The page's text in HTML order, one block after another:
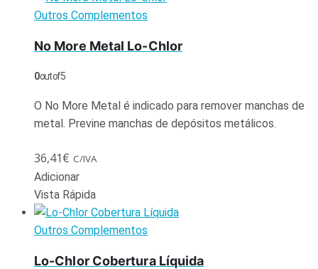
Outros Complementos
No More Metal Lo-Chlor
0out of 5
O No More Metal é indicado para remover manchas de
metal. Previne manchas de depósitos metálicos.
36,41€ C/IVA
Adicionar
Vista Rápida
Outros Complementos
Lo-Chlor Cobertura Líquida